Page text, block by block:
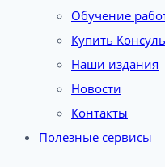
Обучение
Купить
Наши издания
Новости
Контакты
Полезные сервисы